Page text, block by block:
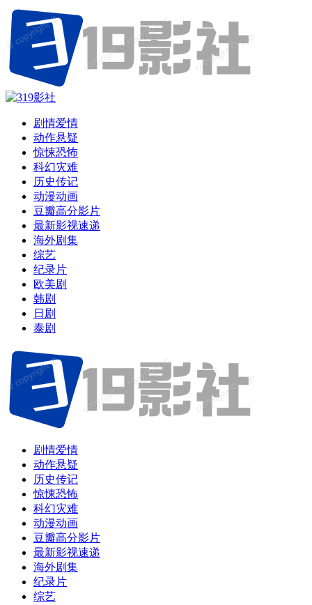
剧情爱情
动作悬疑
惊悚恐怖
科幻灾难
历史传记
动漫动画
豆瓣高分影片
最新影视速递
海外剧集
综艺
纪录片
欧美剧
韩剧
日剧
泰剧
剧情爱情
动作悬疑
历史传记
惊悚恐怖
科幻灾难
动漫动画
豆瓣高分影片
最新影视速递
海外剧集
纪录片
综艺